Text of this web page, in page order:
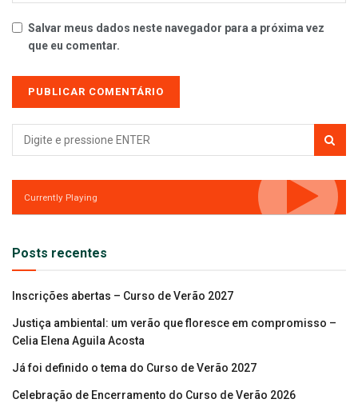
Salvar meus dados neste navegador para a próxima vez
que eu comentar.
Currently Playing
Posts recentes
Inscrições abertas – Curso de Verão 2027
Justiça ambiental: um verão que floresce em compromisso –
Celia Elena Aguila Acosta
Já foi definido o tema do Curso de Verão 2027
Celebração de Encerramento do Curso de Verão 2026